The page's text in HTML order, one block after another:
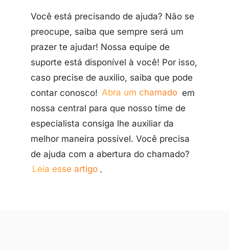
Você está precisando de ajuda? Não se
preocupe, saiba que sempre será um
prazer te ajudar! Nossa equipe de
suporte está disponível à você! Por isso,
caso precise de auxilio, saiba que pode
contar conosco! Abra um chamado em
nossa central para que nosso time de
especialista consiga lhe auxiliar da
melhor maneira possível. Você precisa
de ajuda com a abertura do chamado?
Leia esse artigo .